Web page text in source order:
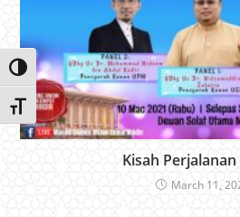
Toggle High Contrast
Toggle Font size
Kisah
March 11,